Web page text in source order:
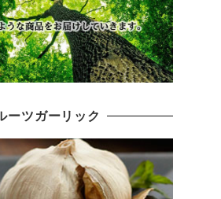
ーツガーリック